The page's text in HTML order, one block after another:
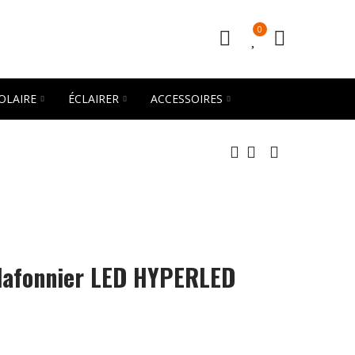
0
ÉCLAIRER ACCESSOIRES
LED HYPERLED